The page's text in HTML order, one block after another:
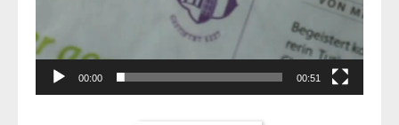
00:00 00:51